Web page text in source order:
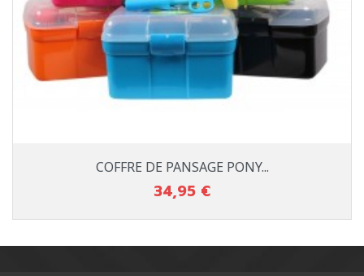
COFFRE DE PANSAGE PONY...
Prix
34,95 €